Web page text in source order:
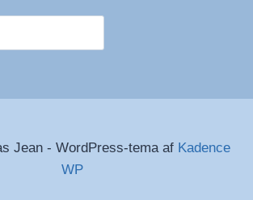
Jean - WordPress-tema af Kadence
WP